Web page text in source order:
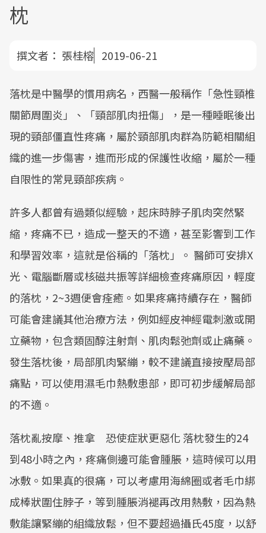
枕
撰文者： 張桂榕 2019-06-21
落枕是中醫學的慣用病名，西醫一般稱作「急性頸椎
關節周圍炎」、「頸部肌肉扭傷」，是一種睡眠後出
現的頸部僵直性疼痛，屬於頸部肌肉群為防範相關組
織的進一步傷害，進而形成的保護性收縮，屬於一種
自限性的常見頸部疾病。
許多人都曾有過類似經驗，起床時脖子肌肉突然緊
縮，疼痛不已，造成一整天的不適，甚至影響到工作
和學習效率，這就是俗稱的「落枕」。 醫師可安排X
光、電腦斷層或核磁共振等詳細檢查疼痛原因，輕度
的落枕，2~3週便會痊癒。如果疼痛持續存在，醫師
可能會建議其他治療方法，例如經皮神經電刺激或開
立藥物，包含類固醇注射劑、肌肉鬆弛劑或止痛藥。
發生落枕後，局部肌肉緊繃，較不建議直接按壓局部
痛點，可以使用濕毛巾熱敷患部，即可初步緩解局部
的不適。
落枕亂按摩、推拿 恐使症狀更惡化 落枕發生的24
到48小時之內，疼痛側邊可能會腫脹，這時候可以用
冰敷。如果真的很痛，可以考慮用海綿圈或者毛巾綁
成棒狀圍住脖子，等到腫脹消褪再改用熱敷，因為熱
敷能讓緊繃的組織放鬆，但不要超過攝氏45度，以舒